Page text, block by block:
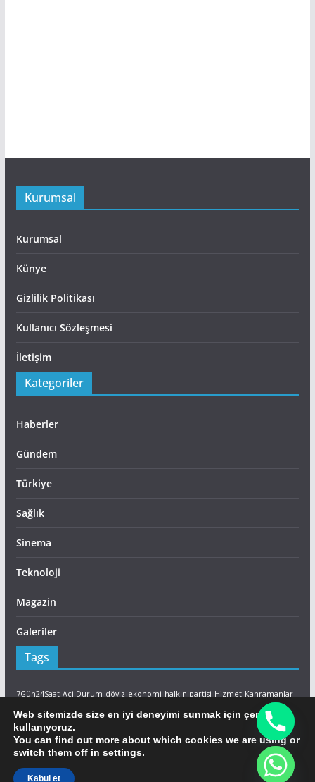
Kurumsal
Kurumsal
Künye
Gizlilik Politikası
Kullanıcı Sözleşmesi
İletişim
Kategoriler
Haberler
Gündem
Türkiye
Sağlık
Sinema
Teknoloji
Magazin
Galeriler
Tags
7Gün24Saat AcilDurum döviz ekonomi halkın partisi Hizmet Kahramanlar
Lefkoşa LTB Son Dakika sutek Yangın İtfaiye
Facebook
Ajans Ada Facebook
Web sitemizde size en iyi deneyimi sunmak için çerezleri
kullanıyoruz.
You can find out more about which cookies we are using or
switch them off in settings.
Kabul et